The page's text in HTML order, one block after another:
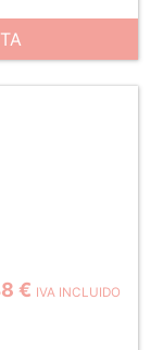
€ IVA INCLUIDO